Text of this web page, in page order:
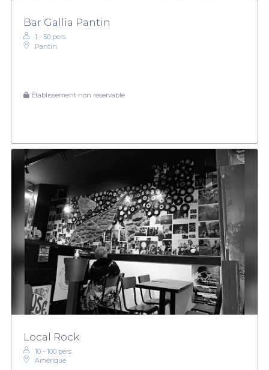
Bar Gallia Pantin
1 - 50 pers.
Pantin
Établissement non réservable
Local Rock
10 - 100 pers.
Amérique